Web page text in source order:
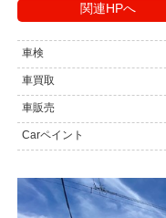
関連HPへ
車検
車買取
車販売
Carペイント